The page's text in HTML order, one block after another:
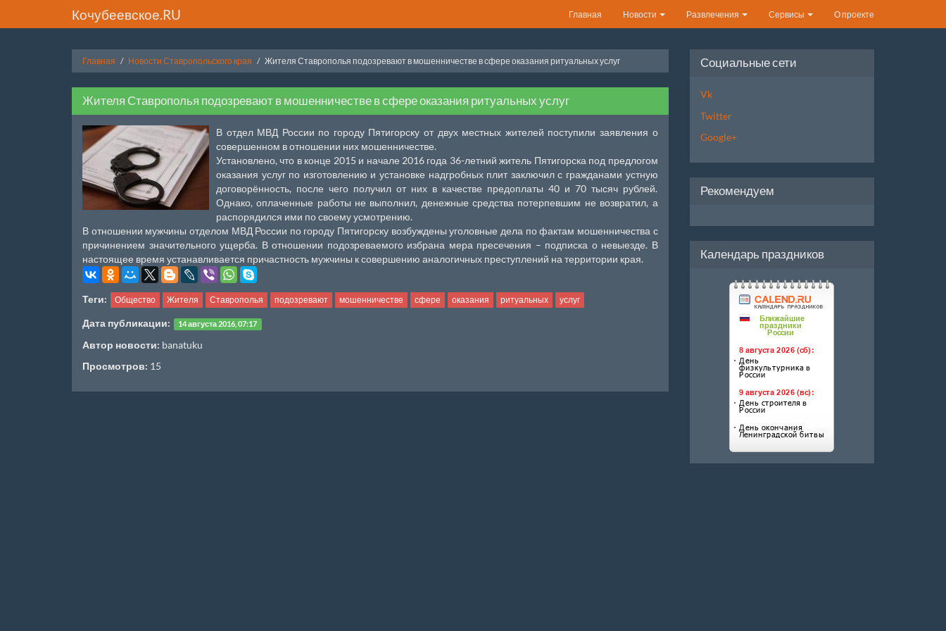
Кочубеевское.RU Главная Новости Развлечения Сервисы О проекте
Главная Новости Ставропольского края Жителя Ставрополья подозревают в мошенничестве в сфере оказания ритуальных услуг
Жителя Ставрополья подозревают в мошенничестве в сфере оказания ритуальных услуг
В отдел МВД России по городу Пятигорску от двух местных жителей поступили заявления о
совершенном в отношении них мошенничестве.
Установлено, что в конце 2015 и начале 2016 года 36-летний житель Пятигорска под предлогом
оказания услуг по изготовлению и установке надгробных плит заключил с гражданами устную
договорённость, после чего получил от них в качестве предоплаты 40 и 70 тысяч рублей.
Однако, оплаченные работы не выполнил, денежные средства потерпевшим не возвратил, а
распорядился ими по своему усмотрению.
В отношении мужчины отделом МВД России по городу Пятигорску возбуждены уголовные дела по фактам мошенничества с
причинением значительного ущерба. В отношении подозреваемого избрана мера пресечения – подписка о невыезде. В
настоящее время устанавливается причастность мужчины к совершению аналогичных преступлений на территории края.
Теги: Общество Жителя Ставрополья подозревают мошенничестве сфере оказания ритуальных услуг
Дата публикации: 14 августа 2016, 07:17
Автор новости: banatuku
Просмотров: 15
Социальные сети
Vk
Twitter
Google+
Рекомендуем
Календарь праздников